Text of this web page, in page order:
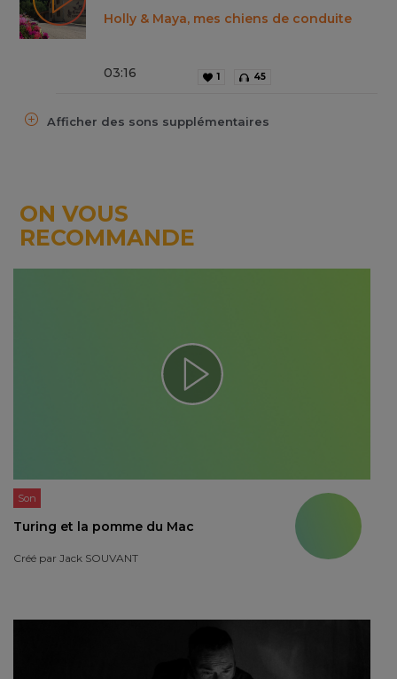
Holly & Maya, mes chiens de conduite
03:16 1 45
Afficher des sons supplémentaires
ON VOUS
RECOMMANDE
Son
Turing et la pomme du Mac
Créé par Jack SOUVANT